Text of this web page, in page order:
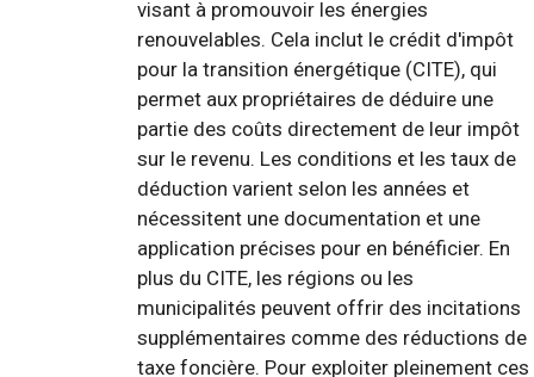
visant à promouvoir les énergies
renouvelables. Cela inclut le crédit d'impôt
pour la transition énergétique (CITE), qui
permet aux propriétaires de déduire une
partie des coûts directement de leur impôt
sur le revenu. Les conditions et les taux de
déduction varient selon les années et
nécessitent une documentation et une
application précises pour en bénéficier. En
plus du CITE, les régions ou les
municipalités peuvent offrir des incitations
supplémentaires comme des réductions de
taxe foncière. Pour exploiter pleinement ces